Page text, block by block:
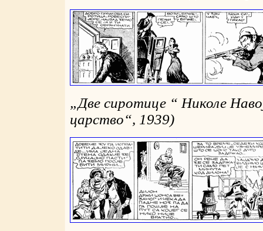
„Две сиротице “ Николе
царство“, 1939)